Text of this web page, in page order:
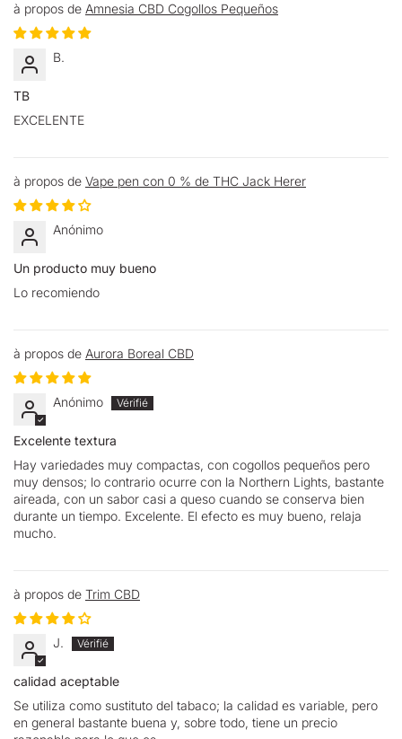
Amnesia CBD Cogollos Pequeños
B.
TB
EXCELENTE
Vape pen con 0 % de THC Jack Herer
Anónimo
Un producto muy bueno
Lo recomiendo
Aurora Boreal CBD
Anónimo
Excelente textura
Hay variedades muy compactas, con cogollos pequeños pero
muy densos; lo contrario ocurre con la Northern Lights, bastante
aireada, con un sabor casi a queso cuando se conserva bien
durante un tiempo. Excelente. El efecto es muy bueno, relaja
mucho.
Trim CBD
J.
calidad aceptable
Se utiliza como sustituto del tabaco; la calidad es variable, pero
en general bastante buena y, sobre todo, tiene un precio